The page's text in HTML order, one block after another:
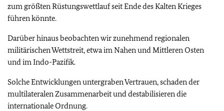
zum größten Rüstungswettlauf seit Ende des Kalten Krieges
führen könnte.
Darüber hinaus beobachten wir zunehmend regionalen
militärischen Wettstreit, etwa im Nahen und Mittleren Osten
und im Indo-Pazifik.
Solche Entwicklungen untergraben Vertrauen, schaden der
multilateralen Zusammenarbeit und destabilisieren die
internationale Ordnung.